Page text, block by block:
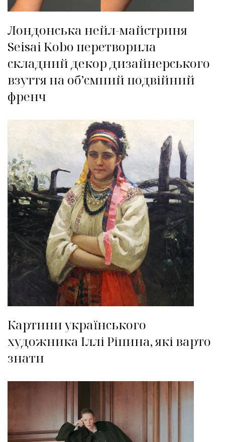
Лондонська нейл-майстриня
Seisai Kobo перетворила
складний декор дизайнерського
взуття на об’ємний подвійний
френч
Картини українського
художника Іллі Ріпина, які варто
знати